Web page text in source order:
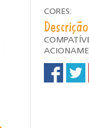
CORES: